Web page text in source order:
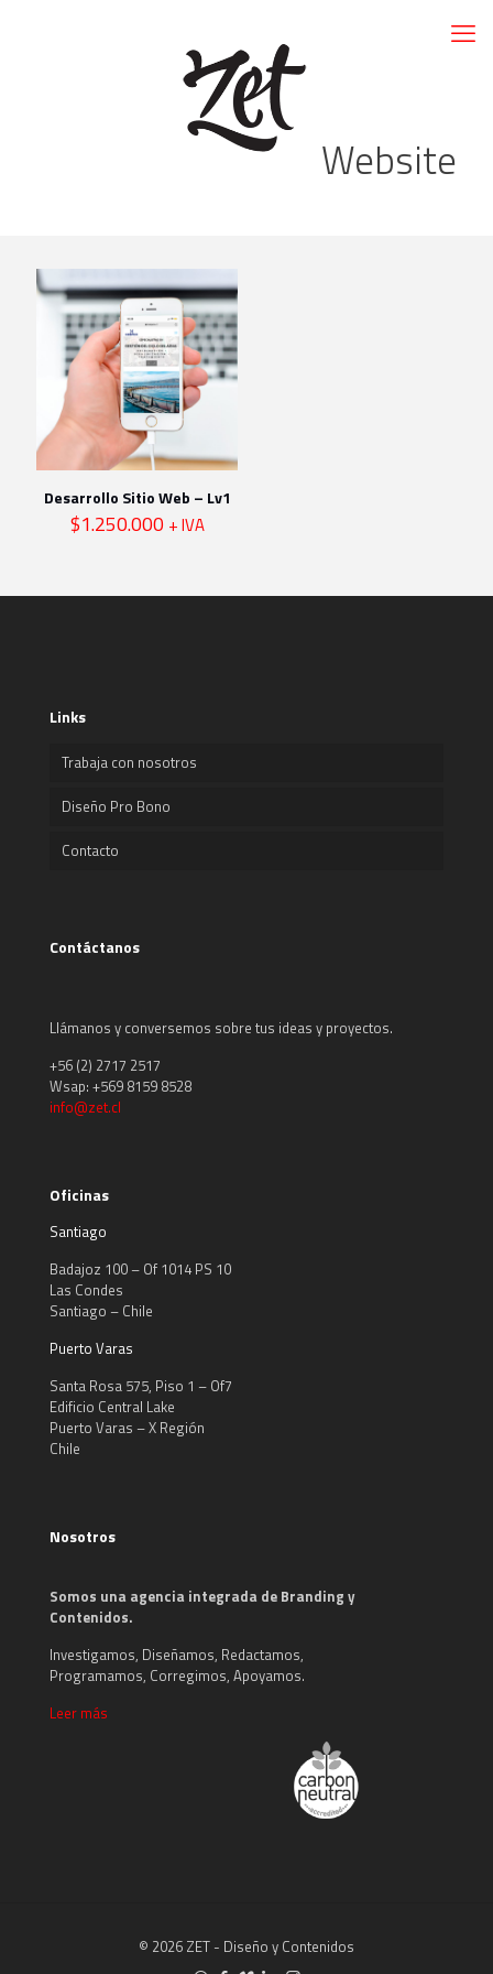
Website
Desarrollo Sitio Web – Lv1
$1.250.000 + IVA
Links
Trabaja con nosotros
Diseño Pro Bono
Contacto
Contáctanos
Llámanos y conversemos sobre tus ideas y proyectos.
+56 (2) 2717 2517
Wsap: +569 8159 8528
info@zet.cl
Oficinas
Santiago
Badajoz 100 – Of 1014 PS 10
Las Condes
Santiago – Chile
Puerto Varas
Santa Rosa 575, Piso 1 – Of7
Edificio Central Lake
Puerto Varas – X Región
Chile
Nosotros
Somos una agencia integrada de Branding y
Contenidos.
Investigamos, Diseñamos, Redactamos,
Programamos, Corregimos, Apoyamos.
Leer más
© 2026 ZET - Diseño y Contenidos